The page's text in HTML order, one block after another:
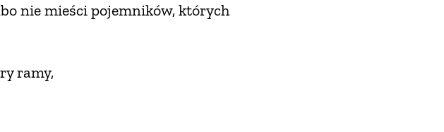
nie mieści pojemników, których
ramy,